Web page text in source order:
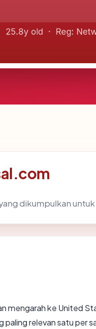
dikumpulkan untuk
mengarah ke United
paling relevan satu per